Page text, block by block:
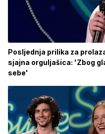
Posljednja prilika za
sjajna orguljašica: 'Zbog
sebe'